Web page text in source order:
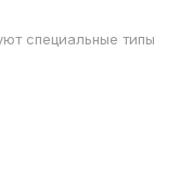
специальные типы